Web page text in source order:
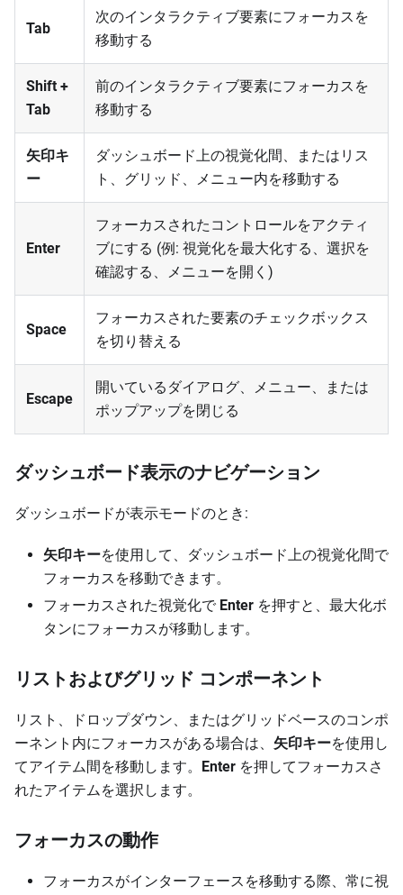
Tab
次のインタラクティブ要素にフォーカスを
移動する
Shift +
Tab
前のインタラクティブ要素にフォーカスを
移動する
矢印キ
ー
ダッシュボード上の視覚化間、またはリス
ト、グリッド、メニュー内を移動する
Enter
フォーカスされたコントロールをアクティ
ブにする (例: 視覚化を最大化する、選択を
確認する、メニューを開く)
Space
フォーカスされた要素のチェックボックス
を切り替える
Escape
開いているダイアログ、メニュー、または
ポップアップを閉じる
ダッシュボード表示のナビゲーション
ダッシュボードが表示モードのとき:
矢印キーを使用して、ダッシュボード上の視覚化間で
フォーカスを移動できます。
フォーカスされた視覚化で Enter を押すと、最大化ボ
タンにフォーカスが移動します。
リストおよびグリッド コンポーネント
リスト、ドロップダウン、またはグリッドベースのコンポ
ーネント内にフォーカスがある場合は、 矢印キーを使用し
てアイテム間を移動します。 Enter を押してフォーカスさ
れたアイテムを選択します。
フォーカスの動作
フォーカスがインターフェースを移動する際、常に視